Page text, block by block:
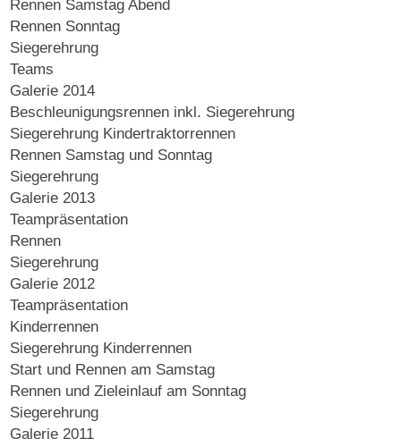
Rennen Samstag Abend
Rennen Sonntag
Siegerehrung
Teams
Galerie 2014
Beschleunigungsrennen inkl. Siegerehrung
Siegerehrung Kindertraktorrennen
Rennen Samstag und Sonntag
Siegerehrung
Galerie 2013
Teampräsentation
Rennen
Siegerehrung
Galerie 2012
Teampräsentation
Kinderrennen
Siegerehrung Kinderrennen
Start und Rennen am Samstag
Rennen und Zieleinlauf am Sonntag
Siegerehrung
Galerie 2011